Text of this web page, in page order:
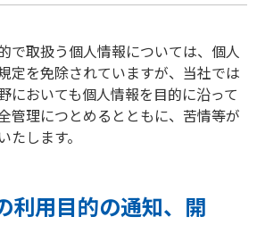
で取扱う個人情報については、個人
定を免除されていますが、当社では
においても個人情報を目的に沿って
管理につとめるとともに、苦情等が
たします。
利用目的の通知、開